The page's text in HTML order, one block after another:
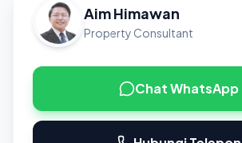
Aim Himawan
Property Consultant
Chat WhatsApp